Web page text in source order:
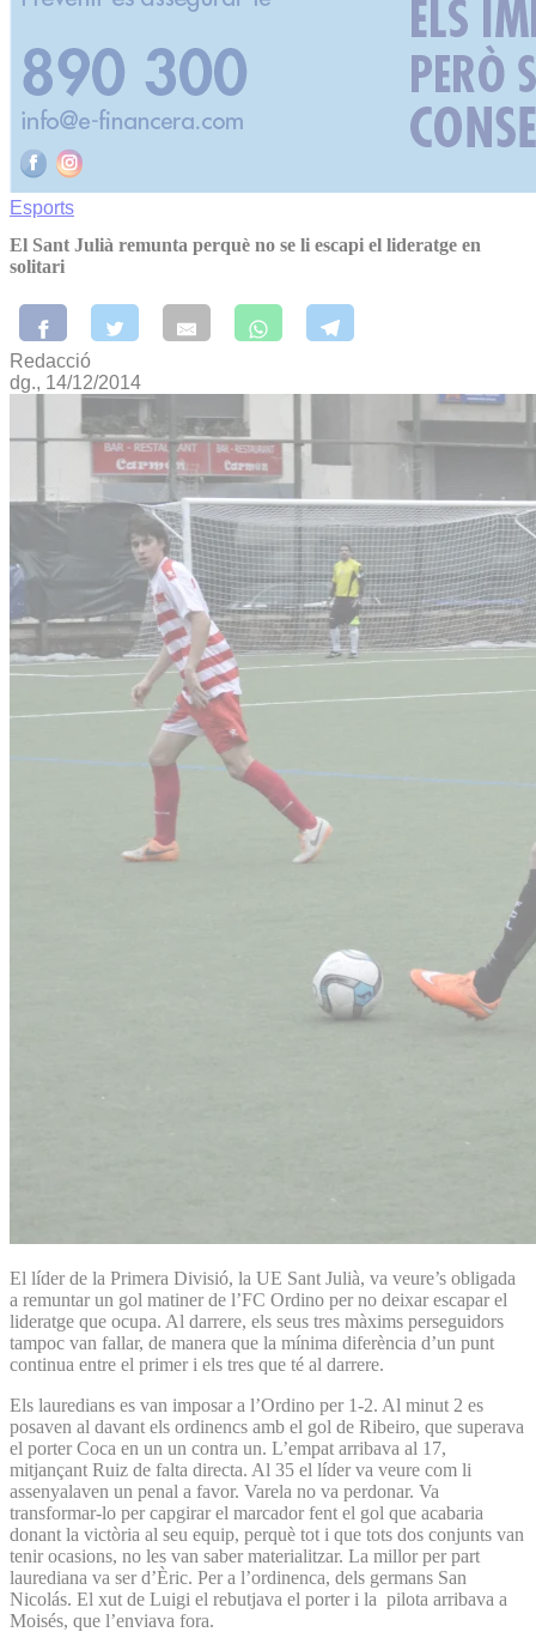
Esports
El Sant Julià remunta perquè no se li escapi el lideratge en
solitari
Redacció
dg., 14/12/2014
El líder de la Primera Divisió, la UE Sant Julià, va veure’s obligada
a remuntar un gol matiner de l’FC Ordino per no deixar escapar el
lideratge que ocupa. Al darrere, els seus tres màxims perseguidors
tampoc van fallar, de manera que la mínima diferència d’un punt
continua entre el primer i els tres que té al darrere.
Els lauredians es van imposar a l’Ordino per 1-2. Al minut 2 es
posaven al davant els ordinencs amb el gol de Ribeiro, que superava
el porter Coca en un un contra un. L’empat arribava al 17,
mitjançant Ruiz de falta directa. Al 35 el líder va veure com li
assenyalaven un penal a favor. Varela no va perdonar. Va
transformar-lo per capgirar el marcador fent el gol que acabaria
donant la victòria al seu equip, perquè tot i que tots dos conjunts van
tenir ocasions, no les van saber materialitzar. La millor per part
laurediana va ser d’Èric. Per a l’ordinenca, dels germans San
Nicolás. El xut de Luigi el rebutjava el porter i la pilota arribava a
Moisés, que l’enviava fora.